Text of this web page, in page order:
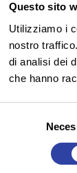
Questo sito
Utilizziamo i
nostro
di analisi dei
che hanno
a: